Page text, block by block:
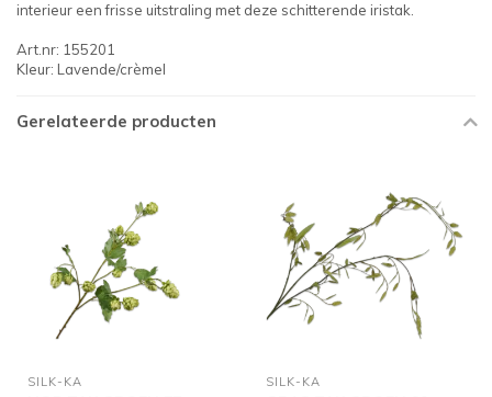
interieur een frisse uitstraling met deze schitterende iristak.
Art.nr: 155201
Kleur: Lavende/crèmel
Gerelateerde producten
SILK-KA SILK-KA